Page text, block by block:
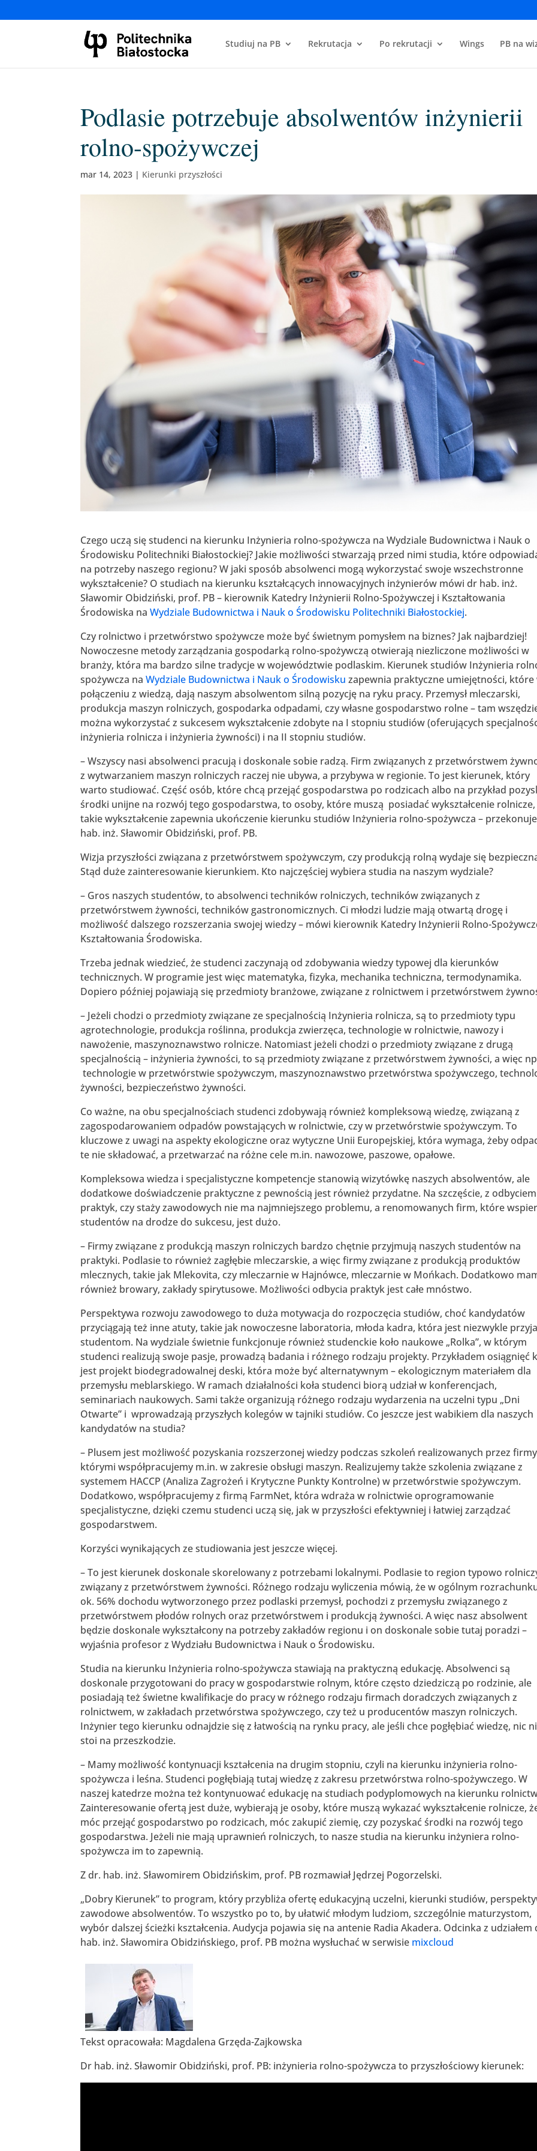
Studiuj na PB Rekrutacja Po rekrutacji Wings PB na
Podlasie potrzebuje absolwentów inżynierii
rolno-spożywczej
mar 14, 2023 | Kierunki przyszłości
Czego uczą się studenci na kierunku Inżynieria rolno-spożywcza na Wydziale Budownictwa i Nauk o
Środowisku Politechniki Białostockiej? Jakie możliwości stwarzają przed nimi studia, które
na potrzeby naszego regionu? W jaki sposób absolwenci mogą wykorzystać swoje wszechstronne
wykształcenie? O studiach na kierunku kształcących innowacyjnych inżynierów mówi dr hab. inż.
Sławomir Obidziński, prof. PB – kierownik Katedry Inżynierii Rolno-Spożywczej i Kształtowania
Środowiska naWydziale Budownictwa i Nauk o Środowisku Politechniki Białostockiej.
Czy rolnictwo i przetwórstwo spożywcze może być świetnym pomysłem na biznes? Jak najbardziej!
Nowoczesne metody zarządzania gospodarką rolno-spożywczą otwierają niezliczone możliwości w
branży, która ma bardzo silne tradycje w województwie podlaskim. Kierunek studiów Inżynieria
spożywcza naWydziale Budownictwa i Nauk o Środowisku zapewnia praktyczne umiejętności, które
połączeniu z wiedzą, dają naszym absolwentom silną pozycję na ryku pracy. Przemysł mleczarski,
produkcja maszyn rolniczych, gospodarka odpadami, czy własne gospodarstwo rolne – tam
można wykorzystać z sukcesem wykształcenie zdobyte na I stopniu studiów (oferujących
inżynieria rolnicza i inżynieria żywności) i na II stopniu studiów.
– Wszyscy nasi absolwenci pracują i doskonale sobie radzą. Firm związanych z przetwórstwem
z wytwarzaniem maszyn rolniczych raczej nie ubywa, a przybywa w regionie. To jest kierunek, który
warto studiować. Część osób, które chcą przejąć gospodarstwa po rodzicach albo na przykład
środki unijne na rozwój tego gospodarstwa, to osoby, które muszą posiadać wykształcenie rolnicze,
takie wykształcenie zapewnia ukończenie kierunku studiów Inżynieria rolno-spożywcza –
hab. inż. Sławomir Obidziński, prof. PB.
Wizja przyszłości związana z przetwórstwem spożywczym, czy produkcją rolną wydaje się
Stąd duże zainteresowanie kierunkiem. Kto najczęściej wybiera studia na naszym wydziale?
– Gros naszych studentów, to absolwenci techników rolniczych, techników związanych z
przetwórstwem żywności, techników gastronomicznych. Ci młodzi ludzie mają otwartą drogę i
możliwość dalszego rozszerzania swojej wiedzy – mówi kierownik Katedry Inżynierii Rolno-
Kształtowania Środowiska.
Trzeba jednak wiedzieć, że studenci zaczynają od zdobywania wiedzy typowej dla kierunków
technicznych. W programie jest więc matematyka, fizyka, mechanika techniczna, termodynamika.
Dopiero później pojawiają się przedmioty branżowe, związane z rolnictwem i przetwórstwem
– Jeżeli chodzi o przedmioty związane ze specjalnością Inżynieria rolnicza, są to przedmioty typu
agrotechnologie, produkcja roślinna, produkcja zwierzęca, technologie w rolnictwie, nawozy i
nawożenie, maszynoznawstwo rolnicze. Natomiast jeżeli chodzi o przedmioty związane z drugą
specjalnością – inżynieria żywności, to są przedmioty związane z przetwórstwem żywności, a więc
technologie w przetwórstwie spożywczym, maszynoznawstwo przetwórstwa spożywczego,
żywności, bezpieczeństwo żywności.
Co ważne, na obu specjalnościach studenci zdobywają również kompleksową wiedzę, związaną z
zagospodarowaniem odpadów powstających w rolnictwie, czy w przetwórstwie spożywczym. To
kluczowe z uwagi na aspekty ekologiczne oraz wytyczne Unii Europejskiej, która wymaga, żeby
te nie składować, a przetwarzać na różne cele m.in. nawozowe, paszowe, opałowe.
Kompleksowa wiedza i specjalistyczne kompetencje stanowią wizytówkę naszych absolwentów, ale
dodatkowe doświadczenie praktyczne z pewnością jest również przydatne. Na szczęście, z odbyciem
praktyk, czy staży zawodowych nie ma najmniejszego problemu, a renomowanych firm, które
studentów na drodze do sukcesu, jest dużo.
– Firmy związane z produkcją maszyn rolniczych bardzo chętnie przyjmują naszych studentów na
praktyki. Podlasie to również zagłębie mleczarskie, a więc firmy związane z produkcją produktów
mlecznych, takie jak Mlekovita, czy mleczarnie w Hajnówce, mleczarnie w Mońkach. Dodatkowo
również browary, zakłady spirytusowe. Możliwości odbycia praktyk jest całe mnóstwo.
Perspektywa rozwoju zawodowego to duża motywacja do rozpoczęcia studiów, choć kandydatów
przyciągają też inne atuty, takie jak nowoczesne laboratoria, młoda kadra, która jest niezwykle
studentom. Na wydziale świetnie funkcjonuje również studenckie koło naukowe „Rolka”, w którym
studenci realizują swoje pasje, prowadzą badania i różnego rodzaju projekty. Przykładem osiągnięć
jest projekt biodegradowalnej deski, która może być alternatywnym – ekologicznym materiałem dla
przemysłu meblarskiego. W ramach działalności koła studenci biorą udział w konferencjach,
seminariach naukowych. Sami także organizują różnego rodzaju wydarzenia na uczelni typu „Dni
Otwarte” i wprowadzają przyszłych kolegów w tajniki studiów. Co jeszcze jest wabikiem dla naszych
kandydatów na studia?
– Plusem jest możliwość pozyskania rozszerzonej wiedzy podczas szkoleń realizowanych przez
którymi współpracujemy m.in. w zakresie obsługi maszyn. Realizujemy także szkolenia związane z
systemem HACCP (Analiza Zagrożeń i Krytyczne Punkty Kontrolne) w przetwórstwie spożywczym.
Dodatkowo, współpracujemy z firmą FarmNet, która wdraża w rolnictwie oprogramowanie
specjalistyczne, dzięki czemu studenci uczą się, jak w przyszłości efektywniej i łatwiej zarządzać
gospodarstwem.
Korzyści wynikających ze studiowania jest jeszcze więcej.
– To jest kierunek doskonale skorelowany z potrzebami lokalnymi. Podlasie to region typowo
związany z przetwórstwem żywności. Różnego rodzaju wyliczenia mówią, że w ogólnym
ok. 56% dochodu wytworzonego przez podlaski przemysł, pochodzi z przemysłu związanego z
przetwórstwem płodów rolnych oraz przetwórstwem i produkcją żywności. A więc nasz absolwent
będzie doskonale wykształcony na potrzeby zakładów regionu i on doskonale sobie tutaj poradzi –
wyjaśnia profesor z Wydziału Budownictwa i Nauk o Środowisku.
Studia na kierunku Inżynieria rolno-spożywcza stawiają na praktyczną edukację. Absolwenci są
doskonale przygotowani do pracy w gospodarstwie rolnym, które często dziedziczą po rodzinie, ale
posiadają też świetne kwalifikacje do pracy w różnego rodzaju firmach doradczych związanych z
rolnictwem, w zakładach przetwórstwa spożywczego, czy też u producentów maszyn rolniczych.
Inżynier tego kierunku odnajdzie się z łatwością na rynku pracy, ale jeśli chce pogłębiać wiedzę, nic
stoi na przeszkodzie.
– Mamy możliwość kontynuacji kształcenia na drugim stopniu, czyli na kierunku inżynieria rolno-
spożywcza i leśna. Studenci pogłębiają tutaj wiedzę z zakresu przetwórstwa rolno-spożywczego. W
naszej katedrze można też kontynuować edukację na studiach podyplomowych na kierunku
Zainteresowanie ofertą jest duże, wybierają je osoby, które muszą wykazać wykształcenie rolnicze,
móc przejąć gospodarstwo po rodzicach, móc zakupić ziemię, czy pozyskać środki na rozwój tego
gospodarstwa. Jeżeli nie mają uprawnień rolniczych, to nasze studia na kierunku inżyniera rolno-
spożywcza im to zapewnią.
Z dr. hab. inż. Sławomirem Obidzińskim, prof. PB rozmawiał Jędrzej Pogorzelski.
„Dobry Kierunek” to program, który przybliża ofertę edukacyjną uczelni, kierunki studiów,
zawodowe absolwentów. To wszystko po to, by ułatwić młodym ludziom, szczególnie maturzystom,
wybór dalszej ścieżki kształcenia. Audycja pojawia się na antenie Radia Akadera. Odcinka z udziałem
hab. inż. Sławomira Obidzińskiego, prof. PB można wysłuchać w serwisie mixcloud
Tekst opracowała: Magdalena Grzęda-Zajkowska
Dr hab. inż. Sławomir Obidziński, prof. PB: inżynieria rolno-spożywcza to przyszłościowy kierunek: